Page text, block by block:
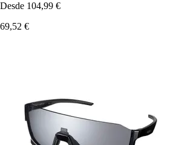
Desde 104,99 €
69,52 €